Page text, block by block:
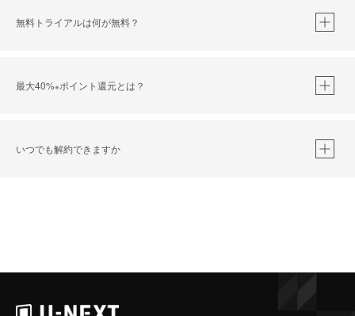
無料トライアルは何が無料？
最大40%※ポイント還元とは？
いつでも解約できますか